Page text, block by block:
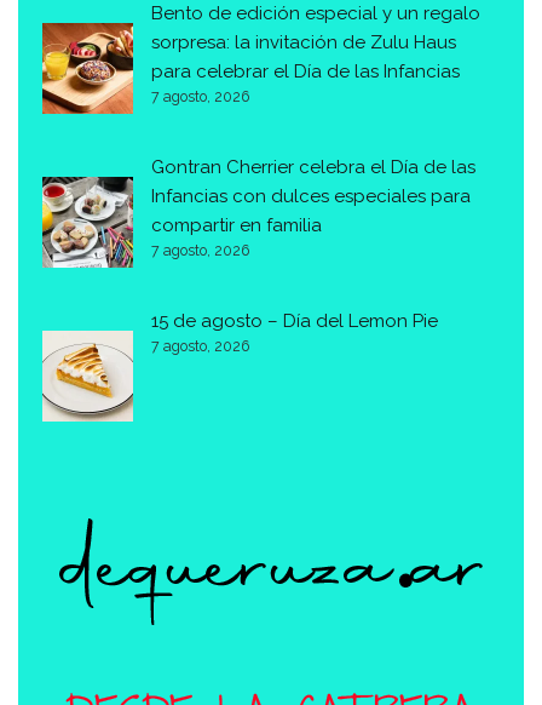
Bento de edición especial y un regalo
sorpresa: la invitación de Zulu Haus
para celebrar el Día de las Infancias
7 agosto, 2026
Gontran Cherrier celebra el Día de las
Infancias con dulces especiales para
compartir en familia
7 agosto, 2026
15 de agosto – Día del Lemon Pie
7 agosto, 2026